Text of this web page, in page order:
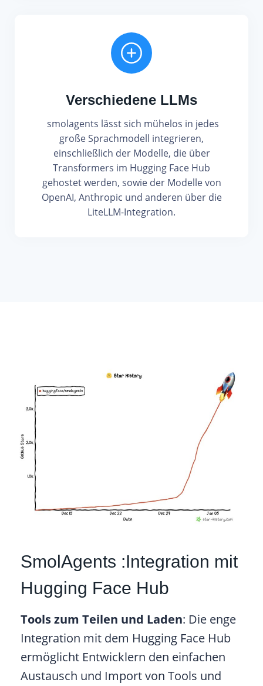
Verschiedene LLMs
smolagents lässt sich mühelos in jedes
große Sprachmodell integrieren,
einschließlich der Modelle, die über
Transformers im Hugging Face Hub
gehostet werden, sowie der Modelle von
OpenAI, Anthropic und anderen über die
LiteLLM-Integration.
SmolAgents :Integration mit
Hugging Face Hub
Tools zum Teilen und Laden: Die enge
Integration mit dem Hugging Face Hub
ermöglicht Entwicklern den einfachen
Austausch und Import von Tools und